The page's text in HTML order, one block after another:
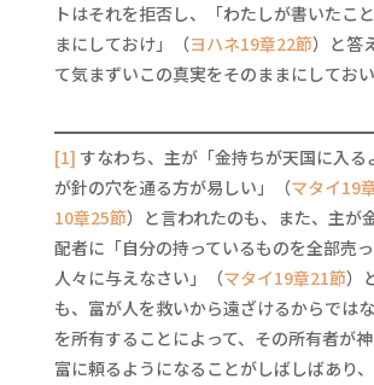
トはそれを拒否し、「わたしが書いたこ
まにしておけ」（ヨハネ19章22節）と答
て気まずいこの真実をそのままにしておい
[1] すなわち、主が「金持ちが天国に入る
が針の穴を通る方が易しい」（マタイ19
10章25節）と言われたのも、また、主が
配者に「自分の持っているものを全部売
人々に与えなさい」（マタイ19章21節）
も、富が人を救いから遠ざけるからでは
を所有することによって、その所有者が
富に頼るようになることがしばしばあり